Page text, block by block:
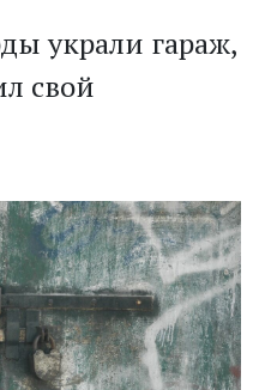
украли гараж,
свой